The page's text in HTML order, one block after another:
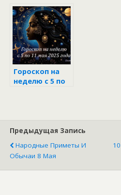
Гороскоп на
неделю с 5 по
Предыдущая Запись
Народные Приметы И
Обычаи 8 Мая